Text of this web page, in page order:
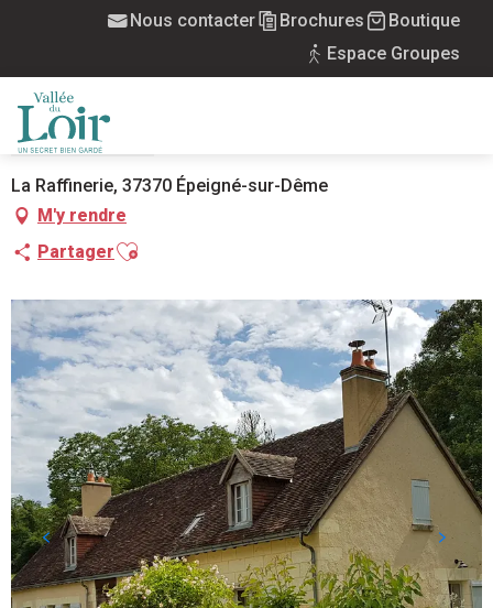
principal
Nous contacter Brochures
Boutique
Espace Groupes
Gîte le Moulin de la Raffinerie
GÎTE LE MOULIN DE LA RAFFINERIE
MEUBLÉS MAISON
La Raffinerie, 37370 Épeigné-sur-Dême
M'y rendre
PartagerAjouter aux favoris